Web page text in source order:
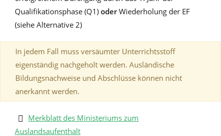
Qualifikationsphase (Q1) oderWiederholung der EF
(siehe Alternative 2)
In jedem Fall muss versäumter Unterrichtsstoff
eigenständig nachgeholt werden. Ausländische
Bildungsnachweise und Abschlüsse können nicht
anerkannt werden.
Merkblatt des Ministeriums zum
Auslandsaufenthalt